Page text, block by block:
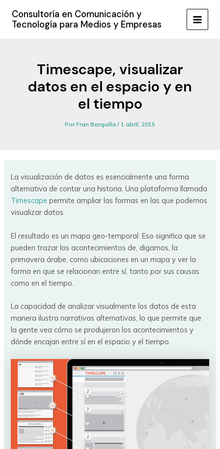
contenido
Consultoría en Comunicación y
Tecnología para Medios y Empresas
MAIN
Timescape, visualizar
datos en el espacio y en
el tiempo
PorFran Barquilla / 1 abril, 2015
La visualización de datos es esencialmente una forma
alternativa de contar una historia. Una plataforma llamada
Timescape permite ampliar las formas en las que podemos
visualizar datos.
El resultado es un mapa geo-temporal. Eso significa que se
pueden trazar los acontecimientos de, digamos, la
primavera árabe, como ubicaciones en un mapa y ver la
forma en que se relacionan entre sí, tanto por sus causas
como en el tiempo.
La capacidad de analizar visualmente los datos de esta
manera ilustra narrativas alternativas, lo que permite que
la gente vea cómo se produjeron los acontecimientos y
dónde encajan entre sí en el espacio y el tiempo.